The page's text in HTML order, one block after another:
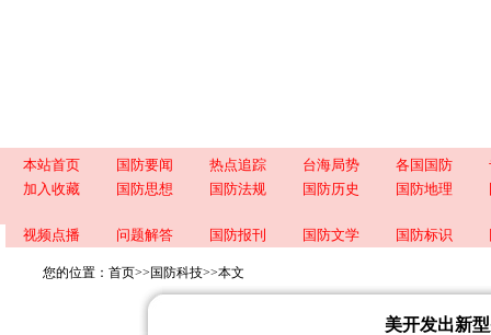
本站首页 国防要闻 热点追踪 台海局势 各国国防
加入收藏
国防思想 国防法规 国防历史 国防地理
视频点播 问题解答 国防报刊 国防文学 国防标识
您的位置： 首页>> 国防科技>>本文
美开发出新